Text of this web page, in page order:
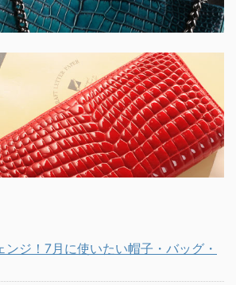
ンジ！7月に使いたい帽子・バッグ・